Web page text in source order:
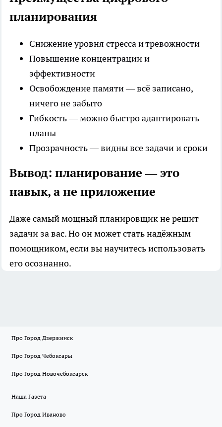
планирования
Снижение уровня стресса и тревожности
Повышение концентрации и
эффективности
Освобождение памяти — всё записано,
ничего не забыто
Гибкость — можно быстро адаптировать
планы
Прозрачность — видны все задачи и сроки
Вывод: планирование — это
навык, а не приложение
Даже самый мощный планировщик не решит
задачи за вас. Но он может стать надёжным
помощником, если вы научитесь использовать
его осознанно.
Про Город Дзержинск
Про Город Чебоксары
Про Город Новочебоксарск
Наша Газета
Про Город Иваново